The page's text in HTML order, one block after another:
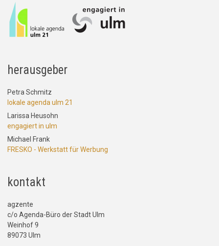
herausgeber
Petra Schmitz
lokale agenda ulm 21
Larissa Heusohn
engagiert in ulm
Michael Frank
FRESKO - Werkstatt für Werbung
kontakt
agzente
c/o Agenda-Büro der Stadt Ulm
Weinhof 9
89073 Ulm